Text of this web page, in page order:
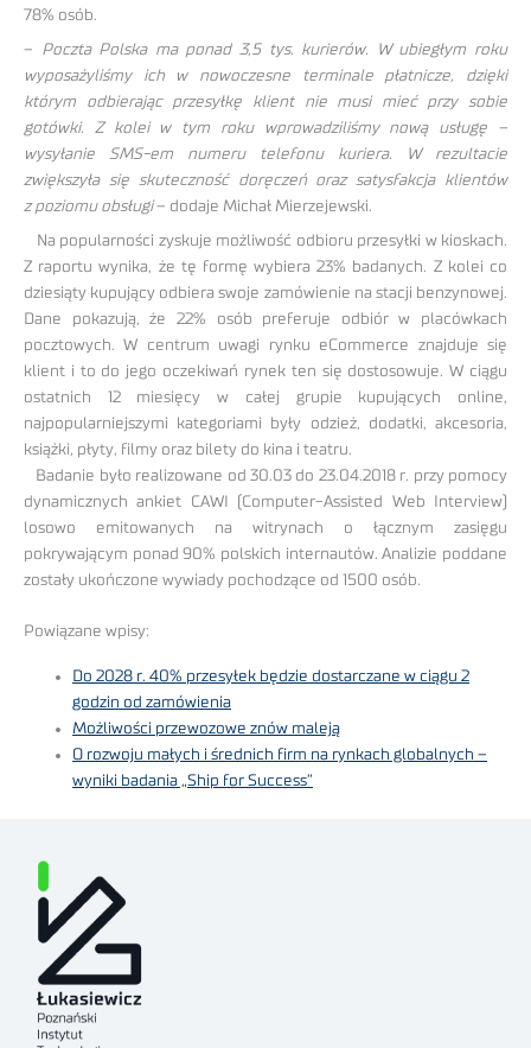
78% osób.
– Poczta Polska ma ponad 3,5 tys. kurierów. W ubiegłym roku
wyposażyliśmy ich w nowoczesne terminale płatnicze, dzięki
którym odbierając przesyłkę klient nie musi mieć przy sobie
gotówki. Z kolei w tym roku wprowadziliśmy nową usługę –
wysyłanie SMS-em numeru telefonu kuriera. W rezultacie
zwiększyła się skuteczność doręczeń oraz satysfakcja klientów
z poziomu obsługi– dodaje Michał Mierzejewski.
Na popularności zyskuje możliwość odbioru przesyłki w kioskach.
Z raportu wynika, że tę formę wybiera 23% badanych. Z kolei co
dziesiąty kupujący odbiera swoje zamówienie na stacji benzynowej.
Dane pokazują, że 22% osób preferuje odbiór w placówkach
pocztowych. W centrum uwagi rynku eCommerce znajduje się
klient i to do jego oczekiwań rynek ten się dostosowuje. W ciągu
ostatnich 12 miesięcy w całej grupie kupujących online,
najpopularniejszymi kategoriami były odzież, dodatki, akcesoria,
książki, płyty, filmy oraz bilety do kina i teatru.
Badanie było realizowane od 30.03 do 23.04.2018 r. przy pomocy
dynamicznych ankiet CAWI (Computer-Assisted Web Interview)
losowo emitowanych na witrynach o łącznym zasięgu
pokrywającym ponad 90% polskich internautów. Analizie poddane
zostały ukończone wywiady pochodzące od 1500 osób.
Powiązane wpisy:
Do 2028 r. 40% przesyłek będzie dostarczane w ciągu 2
godzin od zamówienia
Możliwości przewozowe znów maleją
O rozwoju małych i średnich firm na rynkach globalnych –
wyniki badania „Ship for Success”